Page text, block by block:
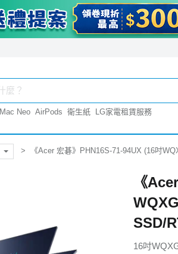
Mac Neo AirPods 衛生紙 LG家電租賃服務
《Acer 宏碁》PHN16S-71-94UX (16吋
《
SSD/
16吋